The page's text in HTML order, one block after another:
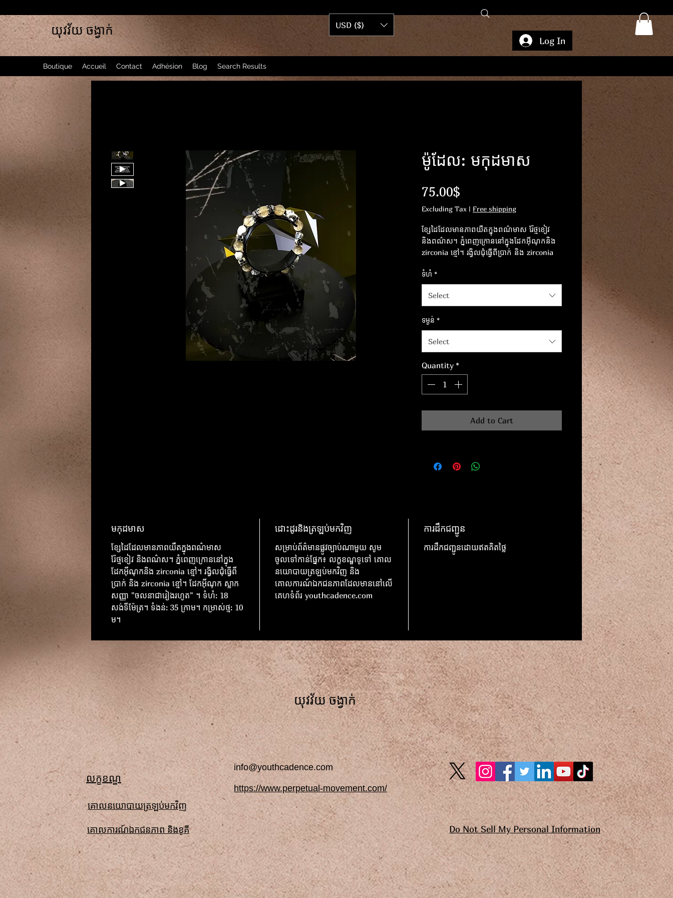
Log In
Boutique Accueil Contact Adhésion Blog Search Results
USD ($)
យុវវ័យ ចង្វាក់
ម៉ូដែល: មកុដមាស
75.00$
Excluding Tax | Free shipping
ខ្សែដៃ​ដែល​មាន​ភាព​យឺត​ក្នុង​ពណ៌​មាស រ៉ែថ្មខៀវ
និង​ពណ៌​ស។ ភ្នំពេញក្រោននៅក្នុងដែកអ៊ីណុកនិង
zirconia ខ្មៅ។ រង្វិលជុំធ្វើពីប្រាក់ និង zirconia
។ ទំហំ: 18 សង់ទីម៉ែត្រ។
ទំហំ *
Select
ទម្ងន់ *
Select
Quantity *
Add to Cart
មកុដមាស
ខ្សែដៃ​ដែល​មាន​ភាព​យឺត​ក្នុង​ពណ៌​មាស
រ៉ែថ្មខៀវ និង​ពណ៌​ស។ ភ្នំពេញក្រោននៅក្នុង
ដែកអ៊ីណុកនិង zirconia ខ្មៅ។ រង្វិលជុំធ្វើពី
ប្រាក់ និង zirconia ខ្មៅ។ ដែកអ៊ីណុក ស្លាក
សញ្ញា "ចលនាជារៀងរហូត" ។ ទំហំ: 18
សង់ទីម៉ែត្រ។ ទំងន់: 35 ក្រាម។ កម្រាស់ថ្ម: 10
ម។
ដោះដូរនិងត្រឡប់មកវិញ
សម្រាប់ព័ត៌មានផ្លូវច្បាប់ណាមួយ សូម
ចូលទៅកាន់ផ្នែក៖ លក្ខខណ្ឌទូទៅ គោល
នយោបាយត្រឡប់មកវិញ និង
គោលការណ៍ឯកជនភាពដែលមាននៅលើ
គេហទំព័រ youthcadence.com
ការដឹកជញ្ជូន
ការដឹកជញ្ជូនដោយឥតគិតថ្លៃ
យុវវ័យ ចង្វាក់
លក្ខខណ្ឌ
គោលនយោបាយត្រឡប់មកវិញ
គោលការណ៍ឯកជនភាព និងខូគី
info@youthcadence.com
https://www.perpetual-movement.com/
Do Not Sell My Personal Information